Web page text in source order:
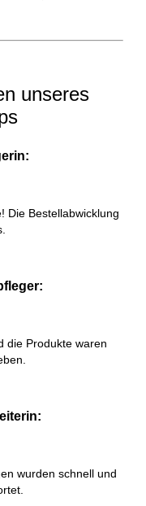
unseres
Die Bestellabwicklung
die Produkte waren
wurden schnell und